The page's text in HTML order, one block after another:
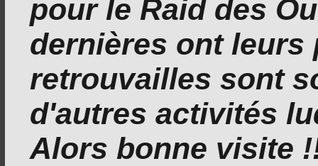
pour le Raid des
dernières ont
retrouvailles sont
d'autres activités
Alors bonne visite